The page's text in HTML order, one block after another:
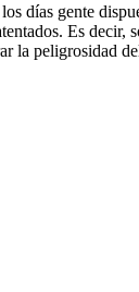
días gente
Es decir,
peligrosidad